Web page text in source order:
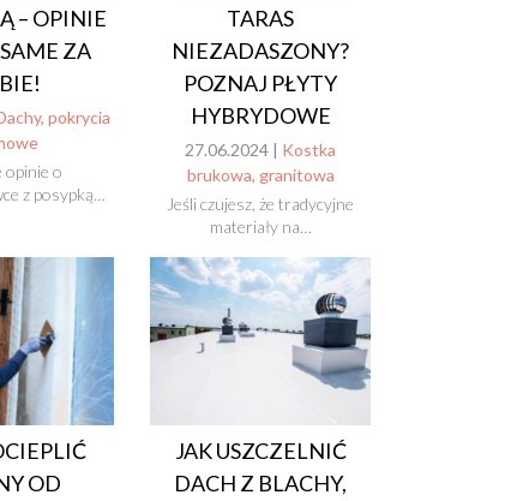
– OPINIE
ZA
pokrycia
opinie o
z posypką…
TARAS
NIEZADASZONY?
POZNAJ PŁYTY
HYBRYDOWE
27.06.2024 | Kostka
brukowa, granitowa
Jeśli czujesz, że tradycyjne
materiały na…
OD
JAK USZCZELNIĆ
DACH Z BLACHY,